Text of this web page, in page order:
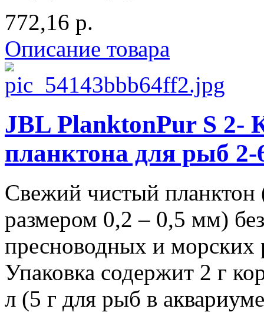
772,16 р.
Описание товара
JBL PlanktonPur S 2-
планктона для рыб
Свежий чистый
размером 0,2 – 0,5 мм)
пресноводных и морских
Упаковка содержит 2 г
л (5 г для рыб в